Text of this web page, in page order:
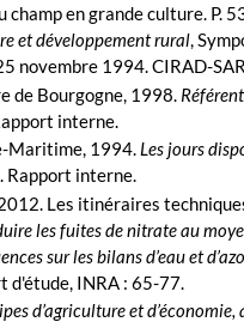
champ en grande culture. P.
et développement rural,
novembre 1994. CIRAD-
de Bourgogne, 1998.
interne.
Maritime, 1994. Les jours
. Rapport interne.
Les itinéraires
les fuites de nitrate au
sur les bilans d’eau et
d'étude, INRA : 65-77.
d’agriculture et d’économie,